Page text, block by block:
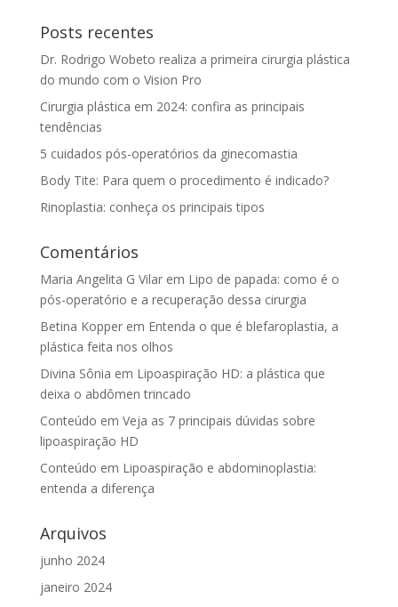
Posts recentes
Dr. Rodrigo Wobeto realiza a primeira cirurgia plástica
do mundo com o Vision Pro
Cirurgia plástica em 2024: confira as principais
tendências
5 cuidados pós-operatórios da ginecomastia
Body Tite: Para quem o procedimento é indicado?
Rinoplastia: conheça os principais tipos
Comentários
Maria Angelita G Vilarem Lipo de papada: como é o
pós-operatório e a recuperação dessa cirurgia
Betina Kopperem Entenda o que é blefaroplastia, a
plástica feita nos olhos
Divina Sônia em Lipoaspiração HD: a plástica que
deixa o abdômen trincado
Conteúdo em Veja as 7 principais dúvidas sobre
lipoaspiração HD
Conteúdo em Lipoaspiração e abdominoplastia:
entenda a diferença
Arquivos
junho 2024
janeiro 2024